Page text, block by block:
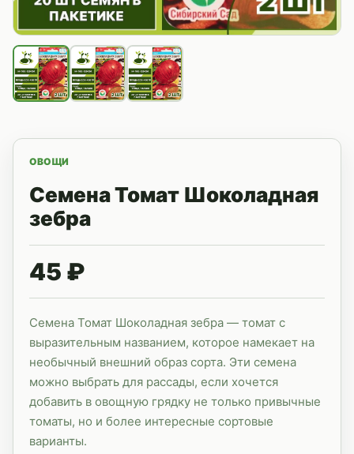
ОВОЩИ
Семена Томат Шоколадная
зебра
45 ₽
Семена Томат Шоколадная зебра — томат с
выразительным названием, которое намекает на
необычный внешний образ сорта. Эти семена
можно выбрать для рассады, если хочется
добавить в овощную грядку не только привычные
томаты, но и более интересные сортовые
варианты.